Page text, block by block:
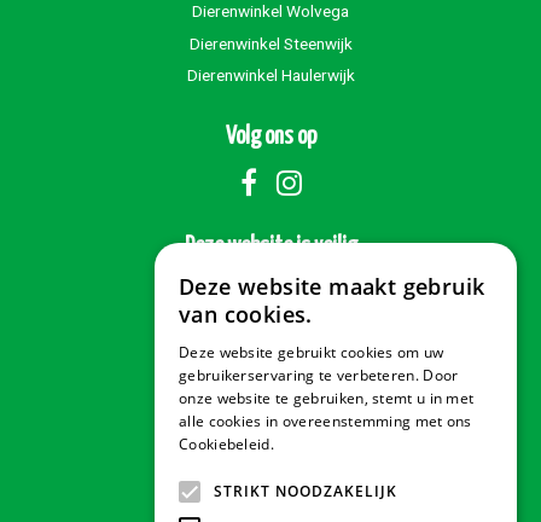
Dierenwinkel Wolvega
Dierenwinkel Steenwijk
Dierenwinkel Haulerwijk
Volg ons op
Deze website is veilig
Veilig betalen
Contact & Openingstijden
Deze website maakt gebruik
van cookies.
Deze website gebruikt cookies om uw
gebruikerservaring te verbeteren. Door
onze website te gebruiken, stemt u in met
alle cookies in overeenstemming met ons
Cookiebeleid.
STRIKT NOODZAKELIJK